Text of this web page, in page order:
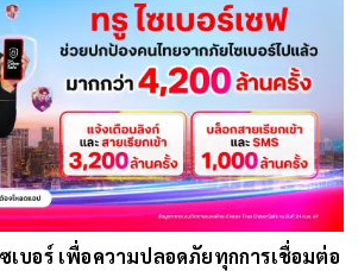
เบอร์ เพื่อความปลอดภัยทุกการเชื่อมต่อ